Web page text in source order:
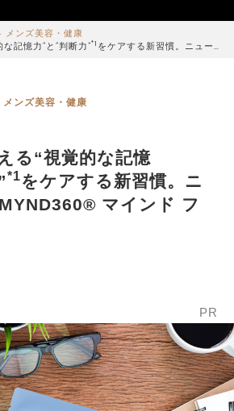
メンズ美容・健康
記憶力”と“判断力”*1 をケアする新習慣。ニュー…
メンズ美容・健康
る“視覚的な記憶
*1をケアする新習慣。ニ
マインド フ
PR